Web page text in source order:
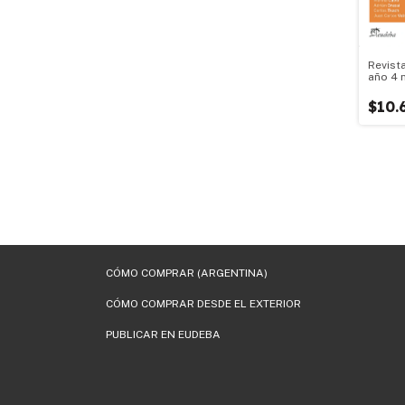
año 4
CÓMO COMPRAR (ARGENTINA)
CÓMO COMPRAR DESDE EL EXTERIOR
PUBLICAR EN EUDEBA